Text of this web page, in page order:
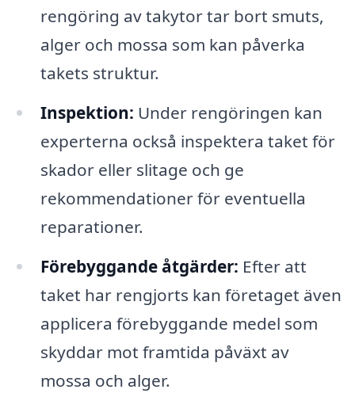
rengöring av takytor tar bort smuts,
alger och mossa som kan påverka
takets struktur.
Inspektion: Under rengöringen kan
experterna också inspektera taket för
skador eller slitage och ge
rekommendationer för eventuella
reparationer.
Förebyggande åtgärder: Efter att
taket har rengjorts kan företaget även
applicera förebyggande medel som
skyddar mot framtida påväxt av
mossa och alger.